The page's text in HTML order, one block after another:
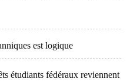
est logique
étudiants fédéraux reviennent